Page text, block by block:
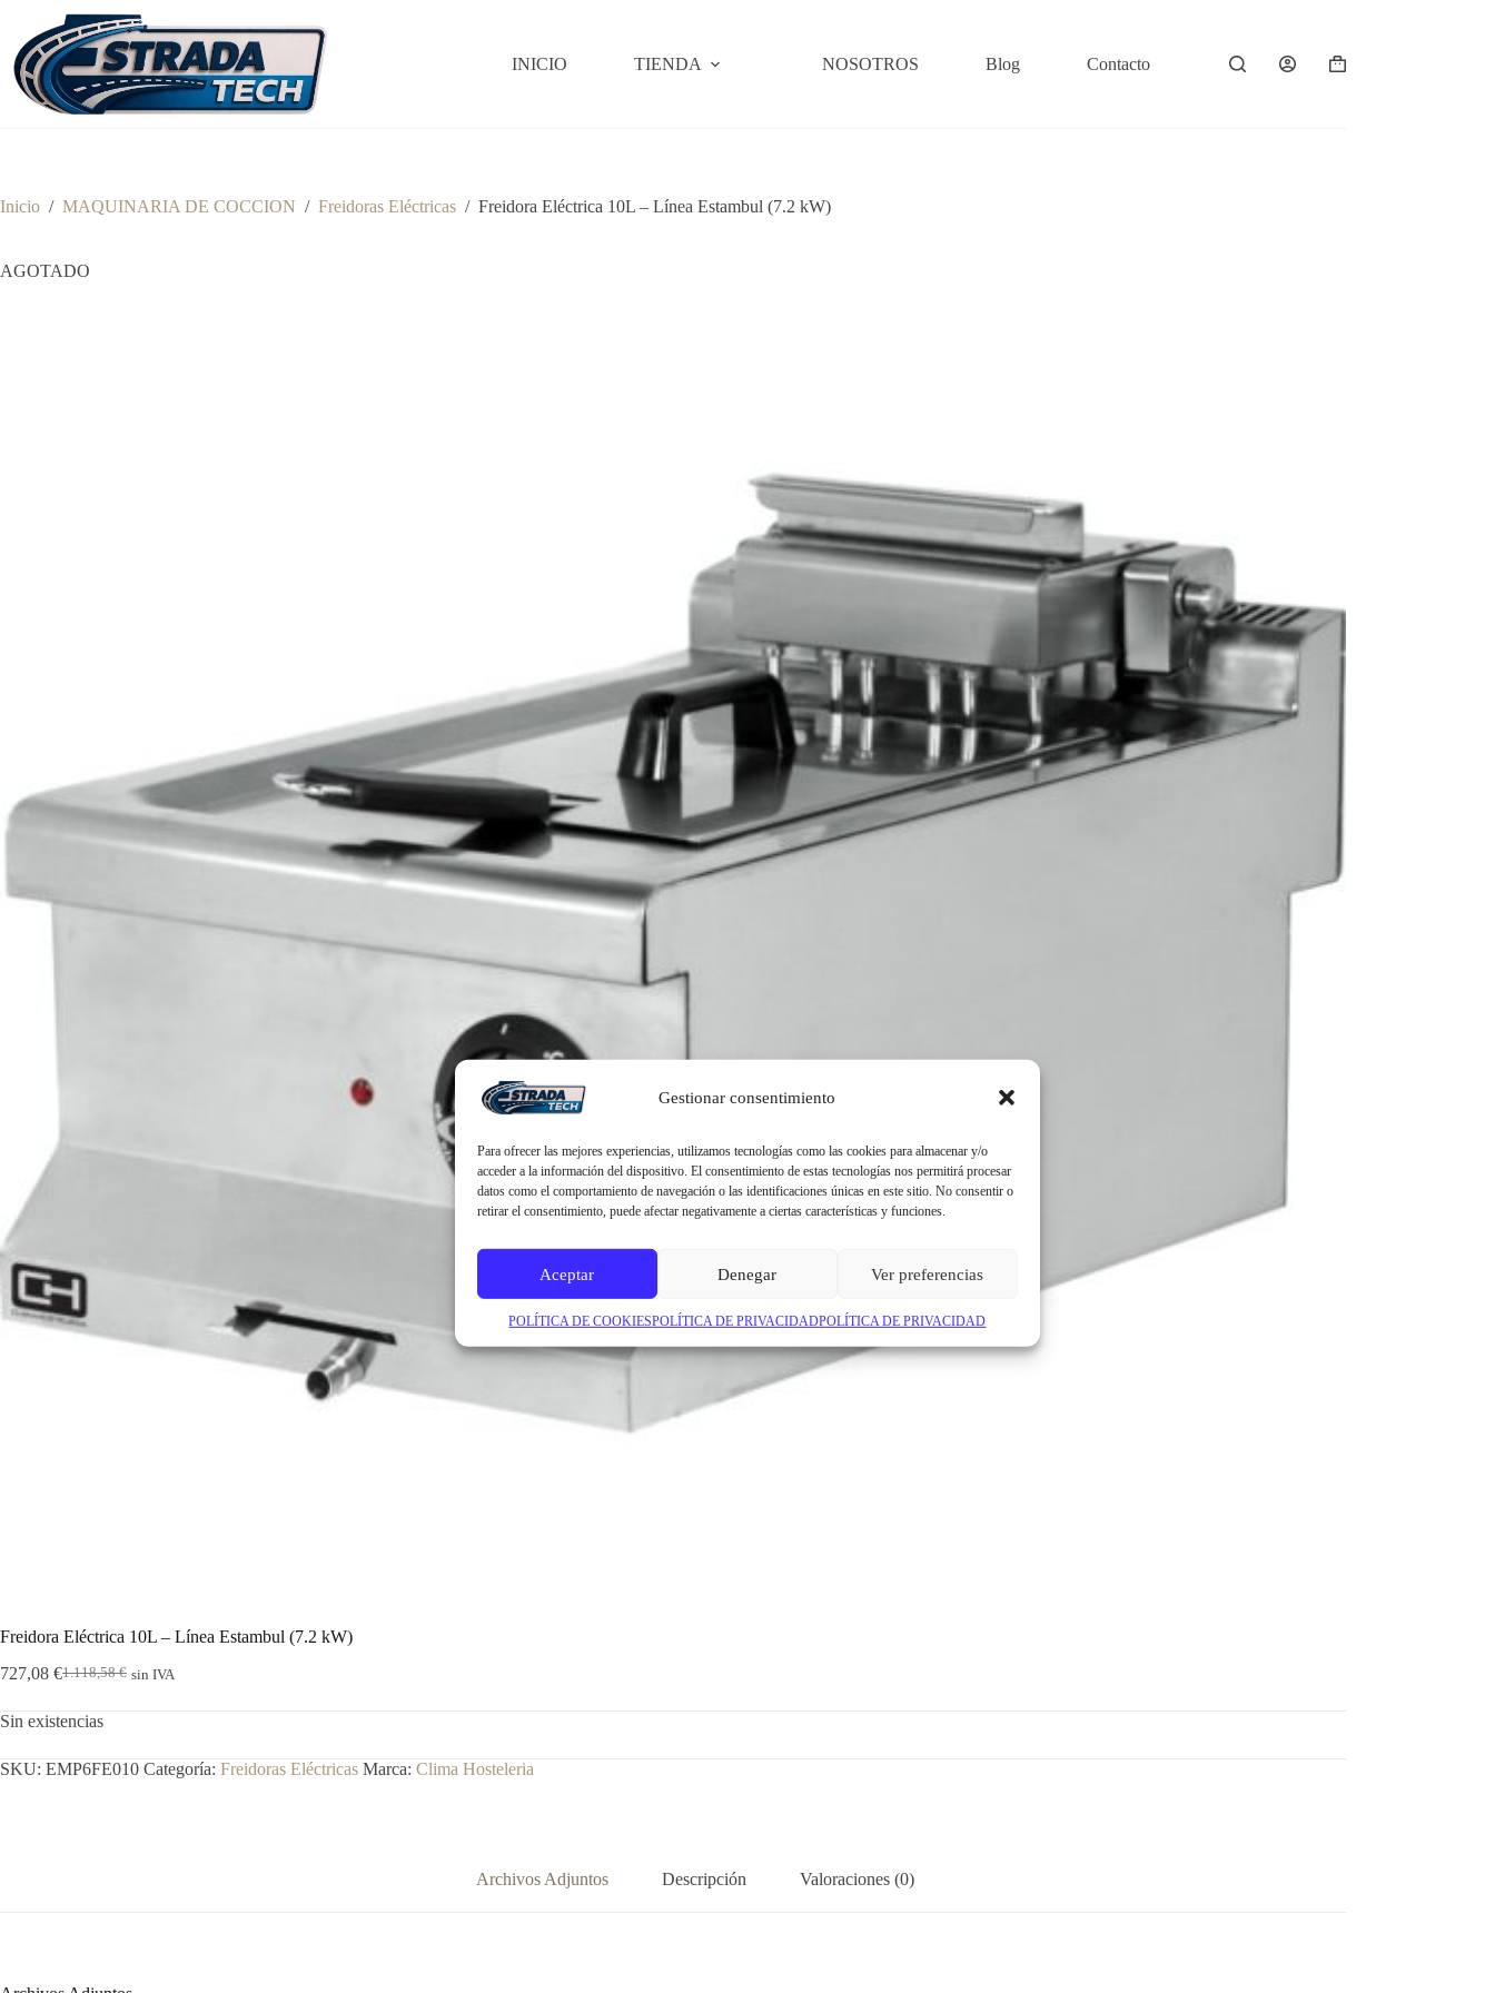
Gestionar consentimiento
Para ofrecer las mejores experiencias, utilizamos tecnologías como las cookies para almacenar y/o
acceder a la información del dispositivo. El consentimiento de estas tecnologías nos permitirá procesar
datos como el comportamiento de navegación o las identificaciones únicas en este sitio. No consentir o
retirar el consentimiento, puede afectar negativamente a ciertas características y funciones.
Aceptar Denegar Ver preferencias
POLÍTICA DE COOKIESPOLÍTICA DE PRIVACIDADPOLÍTICA DE PRIVACIDAD
contenido
INICIO TIENDA NOSOTROS Blog Contacto
Carro
Inicio / MAQUINARIA DE COCCION / Freidoras Eléctricas / Freidora Eléctrica 10L – Línea Estambul (7.2 kW)
AGOTADO
Freidora Eléctrica 10L – Línea Estambul (7.2 kW)
1.118,58€
El
original
1.118,58 €.
727,08 €El
actual
727,08 €.
sin IVA
Sin existencias
SKU: EMP6FE010 Categoría: Freidoras Eléctricas Marca: Clima Hosteleria
Archivos Adjuntos Descripción Valoraciones (0)